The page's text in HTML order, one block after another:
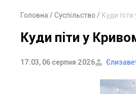
Головна Суспільство Куди
Куди піти у
17:03, 06 серпня 2026